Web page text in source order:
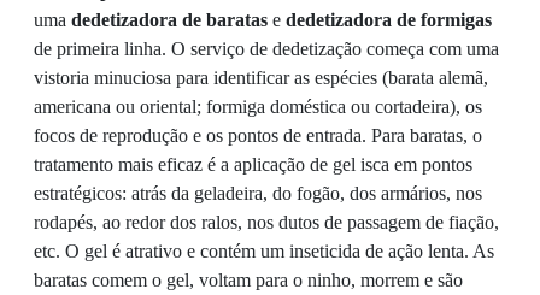
uma dedetizadora de baratas e dedetizadora de formigas
de primeira linha. O serviço de dedetização começa com uma
vistoria minuciosa para identificar as espécies (barata alemã,
americana ou oriental; formiga doméstica ou cortadeira), os
focos de reprodução e os pontos de entrada. Para baratas, o
tratamento mais eficaz é a aplicação de gel isca em pontos
estratégicos: atrás da geladeira, do fogão, dos armários, nos
rodapés, ao redor dos ralos, nos dutos de passagem de fiação,
etc. O gel é atrativo e contém um inseticida de ação lenta. As
baratas comem o gel, voltam para o ninho, morrem e são